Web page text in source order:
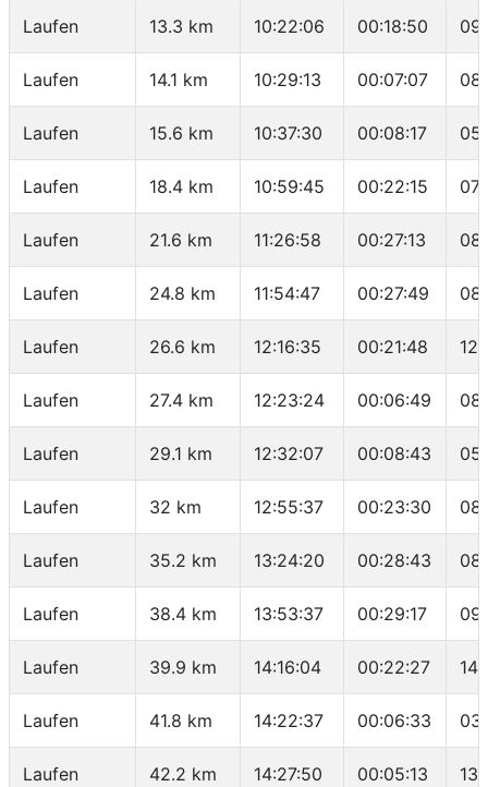
Laufen 13.3 km 10:22:06 00:18:50
Laufen 14.1 km 10:29:13 00:07:07
Laufen 15.6 km 10:37:30 00:08:17
Laufen 18.4 km 10:59:45 00:22:15
Laufen 21.6 km 11:26:58 00:27:13
Laufen 24.8 km 11:54:47 00:27:49
Laufen 26.6 km 12:16:35 00:21:48
Laufen 27.4 km 12:23:24 00:06:49
Laufen 29.1 km 12:32:07 00:08:43
Laufen 32 km 12:55:37 00:23:30
Laufen 35.2 km 13:24:20 00:28:43
Laufen 38.4 km 13:53:37 00:29:17
Laufen 39.9 km 14:16:04 00:22:27
Laufen 41.8 km 14:22:37 00:06:33
Laufen 42.2 km 14:27:50 00:05:13